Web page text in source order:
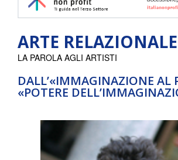
ARTE RELAZIONALE
DALL’«IMMAGINAZIONE AL
«POTERE
LA PAROLA AGLI ARTISTI